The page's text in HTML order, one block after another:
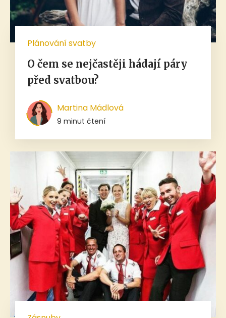
Plánování svatby
O čem se nejčastěji hádají páry
před svatbou?
Martina Mádlová
9 minut čtení